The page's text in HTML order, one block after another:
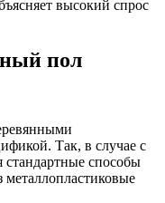
высокий спрос
пол
Так, в случае с
способы
металлопластиковые